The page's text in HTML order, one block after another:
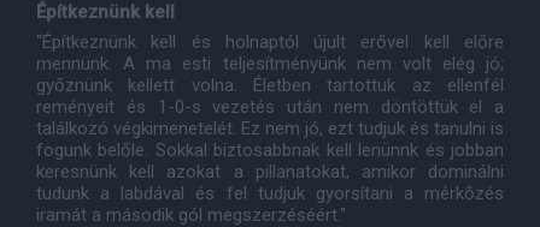
Építkeznünk kell
"Építkeznünk kell és holnaptól újult erővel kell előre
mennünk. A ma esti teljesítményünk nem volt elég jó;
győznünk kellett volna. Életben tartottuk az ellenfél
reményeit és 1-0-s vezetés után nem döntöttük el a
találkozó végkimenetelét. Ez nem jó, ezt tudjuk és tanulni is
fogunk belőle. Sokkal biztosabbnak kell lenünnk és jobban
keresnünk kell azokat a pillanatokat, amikor dominálni
tudunk a labdával és fel tudjuk gyorsítani a mérkőzés
iramát a második gól megszerzéséért."